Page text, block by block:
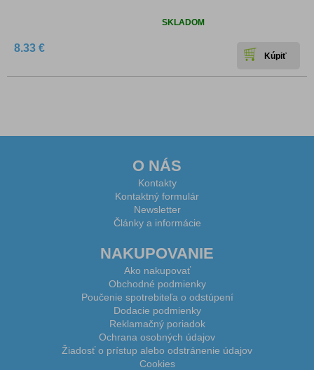
SKLADOM
8.33 €
O NÁS
Kontakty
Kontaktný formulár
Newsletter
Články a informácie
NAKUPOVANIE
Ako nakupovať
Obchodné podmienky
Poučenie spotrebiteľa o odstúpení
Dodacie podmienky
Reklamačný poriadok
Ochrana osobných údajov
Žiadosť o prístup alebo odstránenie údajov
Cookies